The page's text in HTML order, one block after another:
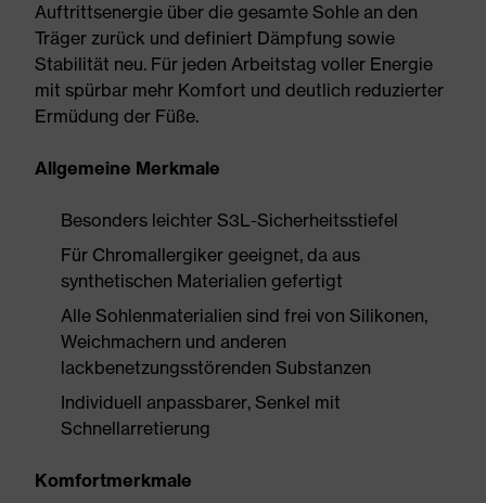
Auftrittsenergie über die gesamte Sohle an den
Träger zurück und definiert Dämpfung sowie
Stabilität neu. Für jeden Arbeitstag voller Energie
mit spürbar mehr Komfort und deutlich reduzierter
Ermüdung der Füße.
Allgemeine Merkmale
Besonders leichter S3L-Sicherheitsstiefel
Für Chromallergiker geeignet, da aus
synthetischen Materialien gefertigt
Alle Sohlenmaterialien sind frei von Silikonen,
Weichmachern und anderen
lackbenetzungsstörenden Substanzen
Individuell anpassbarer, Senkel mit
Schnellarretierung
Komfortmerkmale